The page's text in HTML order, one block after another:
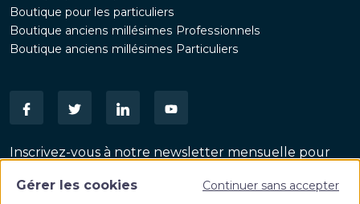
Boutique pour les particuliers
Boutique anciens millésimes Professionnels
Boutique anciens millésimes Particuliers
Inscrivez-vous à notre newsletter mensuelle pour
Gérer les cookies Continuer sans accepter